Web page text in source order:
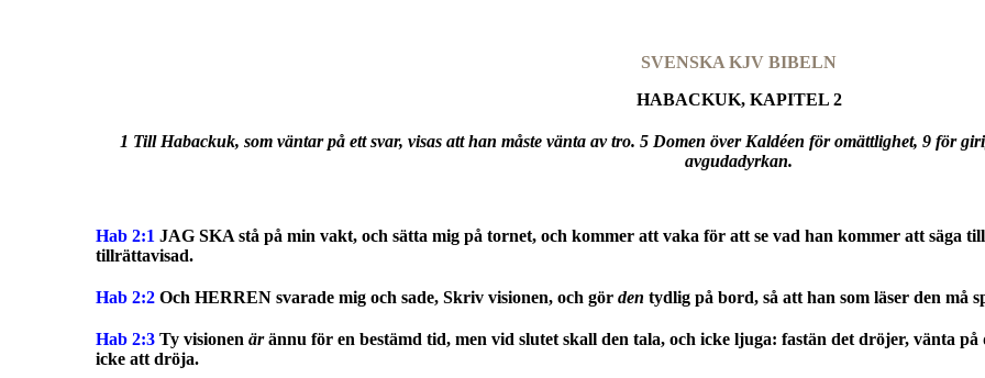
SVENSKA KJV BIBELN
HABACKUK, KAPITEL 2
1 Till Habackuk, som väntar på ett svar, visas att han måste vänta av tro. 5 Domen över Kaldéen för omättlighet, 9 för
avgudadyrkan.
Hab 2:1 JAG SKA stå på min vakt, och sätta mig på tornet, och kommer att vaka för att se vad han kommer att säga
tillrättavisad.
Hab 2:2 Och HERREN svarade mig och sade, Skriv visionen, och gör den tydlig på bord, så att han som läser den må
Hab 2:3 Ty visionen ärännu för en bestämd tid, men vid slutet skall den tala, och icke ljuga: fastän det dröjer, vänta
icke att dröja.